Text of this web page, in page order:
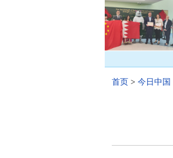
首页 > 今日中国